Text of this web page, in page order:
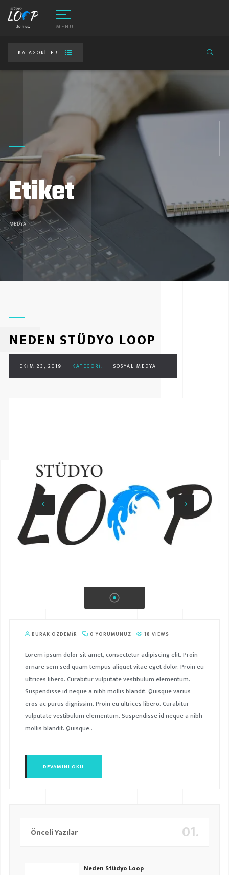
MENÜ
KATAGORILER
Etiket
MEDYA
NEDEN STÜDYO LOOP
EKIM 23, 2019 KATEGORI: SOSYAL MEDYA
BURAK ÖZDEMIR 0 YORUMUNUZ 18 VIEWS
Lorem ipsum dolor sit amet, consectetur adipiscing elit. Proin
ornare sem sed quam tempus aliquet vitae eget dolor. Proin eu
ultrices libero. Curabitur vulputate vestibulum elementum.
Suspendisse id neque a nibh mollis blandit. Quisque varius
eros ac purus dignissim. Proin eu ultrices libero. Curabitur
vulputate vestibulum elementum. Suspendisse id neque a nibh
mollis blandit. Quisque..
DEVAMINI OKU
01.
Önceli Yazılar
Neden Stüdyo Loop